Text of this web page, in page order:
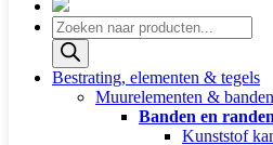
Producten
zoeken
Bestrating, elementen & tegels
Muurelementen & banden
Banden en randen
Kunststof